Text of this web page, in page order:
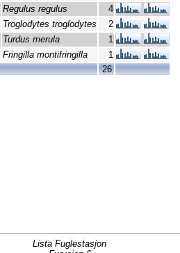
Regulus regulus
4
Troglodytes troglodytes
2
Turdus merula
1
Fringilla montifringilla
1
26
Lista Fuglestasjon